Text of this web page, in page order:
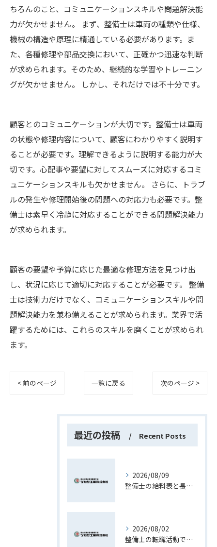
ちろんのこと、コミュニケーションスキルや問題解決能
力が欠かせません。 まず、整備士は車両の種類や仕様、
機械の構造や原理に精通している必要があります。ま
た、各種修理や部品交換において、正確かつ迅速な判断
が求められます。そのため、継続的な学習やトレーニン
グが欠かせません。 しかし、それだけでは不十分です。
顧客とのコミュニケーションが大切です。整備士は車両
の状態や修理内容について、顧客にわかりやすく説明す
ることが必要です。理解できるように説明する能力が大
切です。心配事や要望に対してスムーズに対応するコミ
ュニケーションスキルも欠かせません。 さらに、トラブ
ルの発生や修理開始後の問題への対応力も必要です。整
備士は素早く冷静に対応することができる問題解決能力
が求められます。
顧客の要望や予算に応じた最適な修理方法を見つけ出
し、状況に応じて適切に対応することが必要です。 整備
士は技術力だけでなく、コミュニケーションスキルや問
題解決能力を兼ね備えることが求められます。業界で活
躍するためには、これらのスキルを磨くことが求められ
ます。
< 前のページ 一覧に戻る 次のページ >
最近の投稿 Recent Posts
2026/08/09
整備士の給料表と長野県で安定収入を得るためのポイント徹底解説
2026/08/02
整備士の転職活動で資格や経験を最大限活かす現実的な進め方ガイド